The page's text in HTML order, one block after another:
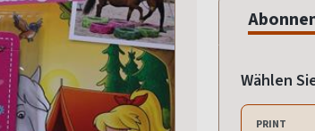
Wählen
PRINT